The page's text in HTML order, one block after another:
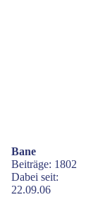
Bane
Beiträge: 1802
Dabei seit:
22.09.06